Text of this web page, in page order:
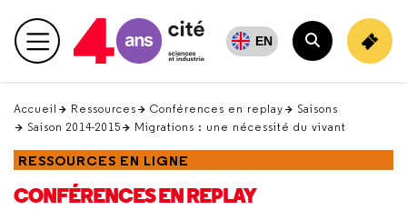
en
haut Menu principal EN
Rechercher
Accueil Ressources Conférences en replay
Saisons
Saison 2014-2015
Migrations : une nécessité du vivant
RESSOURCES EN LIGNE
CONFÉRENCES EN REPLAY